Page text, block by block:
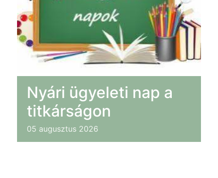
Nyári ügyeleti nap a
titkárságon
05 augusztus 2026